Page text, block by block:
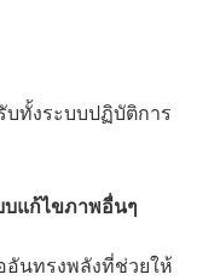
บทั้งระบบปฏิบัติการ
บแก้ไขภาพอื่นๆ
อันทรงพลังที่ช่วยให้